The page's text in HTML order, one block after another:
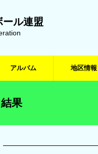
ル連盟
アルバム 地区情報
果